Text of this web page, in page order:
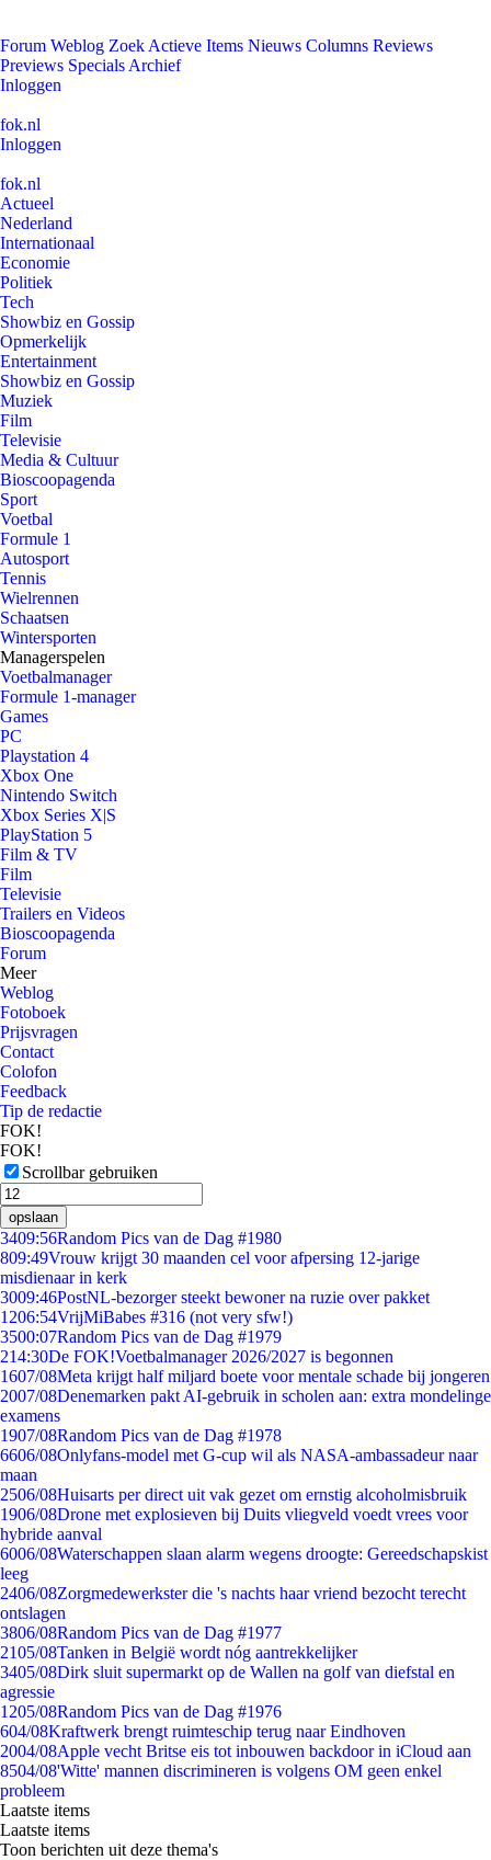
Forum Weblog Zoek Actieve Items Nieuws Columns Reviews
Previews Specials Archief
Inloggen
fok.nl
Inloggen
fok.nl
Actueel
Nederland
Internationaal
Economie
Politiek
Tech
Showbiz en Gossip
Opmerkelijk
Entertainment
Showbiz en Gossip
Muziek
Film
Televisie
Media & Cultuur
Bioscoopagenda
Sport
Voetbal
Formule 1
Autosport
Tennis
Wielrennen
Schaatsen
Wintersporten
Managerspelen
Voetbalmanager
Formule 1-manager
Games
PC
Playstation 4
Xbox One
Nintendo Switch
Xbox Series X|S
PlayStation 5
Film & TV
Film
Televisie
Trailers en Videos
Bioscoopagenda
Forum
Meer
Weblog
Fotoboek
Prijsvragen
Contact
Colofon
Feedback
Tip de redactie
FOK!
FOK!
Scrollbar gebruiken
opslaan
3409:56Random Pics van de Dag #1980
809:49Vrouw krijgt 30 maanden cel voor afpersing 12-jarige
misdienaar in kerk
3009:46PostNL-bezorger steekt bewoner na ruzie over pakket
1206:54VrijMiBabes #316 (not very sfw!)
3500:07Random Pics van de Dag #1979
214:30De FOK!Voetbalmanager 2026/2027 is begonnen
1607/08Meta krijgt half miljard boete voor mentale schade bij jongeren
2007/08Denemarken pakt AI-gebruik in scholen aan: extra mondelinge
examens
1907/08Random Pics van de Dag #1978
6606/08Onlyfans-model met G-cup wil als NASA-ambassadeur naar
maan
2506/08Huisarts per direct uit vak gezet om ernstig alcoholmisbruik
1906/08Drone met explosieven bij Duits vliegveld voedt vrees voor
hybride aanval
6006/08Waterschappen slaan alarm wegens droogte: Gereedschapskist
leeg
2406/08Zorgmedewerkster die 's nachts haar vriend bezocht terecht
ontslagen
3806/08Random Pics van de Dag #1977
2105/08Tanken in België wordt nóg aantrekkelijker
3405/08Dirk sluit supermarkt op de Wallen na golf van diefstal en
agressie
1205/08Random Pics van de Dag #1976
604/08Kraftwerk brengt ruimteschip terug naar Eindhoven
2004/08Apple vecht Britse eis tot inbouwen backdoor in iCloud aan
8504/08'Witte' mannen discrimineren is volgens OM geen enkel
probleem
Laatste items
Laatste items
Toon berichten uit deze thema's